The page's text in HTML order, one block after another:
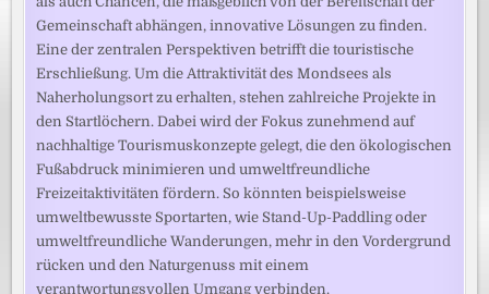
Gemeinschaft abhängen, innovative Lösungen zu finden.
Eine der zentralen Perspektiven betrifft die touristische
Erschließung. Um die Attraktivität des Mondsees als
Naherholungsort zu erhalten, stehen zahlreiche Projekte in
den Startlöchern. Dabei wird der Fokus zunehmend auf
nachhaltige Tourismuskonzepte gelegt, die den ökologischen
Fußabdruck minimieren und umweltfreundliche
Freizeitaktivitäten fördern. So könnten beispielsweise
umweltbewusste Sportarten, wie Stand-Up-Paddling oder
umweltfreundliche Wanderungen, mehr in den Vordergrund
rücken und den Naturgenuss mit einem
verantwortungsvollen Umgang verbinden.